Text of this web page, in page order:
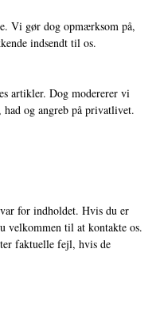
Vi gør dog opmærksom på,
indsendt til os.
artikler. Dog modererer vi
had og angreb på privatlivet.
for indholdet. Hvis du er
velkommen til at kontakte os.
faktuelle fejl, hvis de